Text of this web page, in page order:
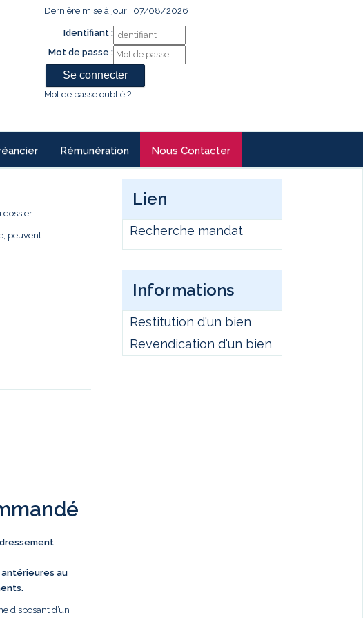
Dernière mise à jour : 07/08/2026
Identifiant :
Mot de passe :
Mot de passe oublié ?
Rémunération Nous Contacter
peuvent
au
disposant d’un
Lien
Recherche mandat
Informations
Restitution d'un bien
Revendication d'un bien